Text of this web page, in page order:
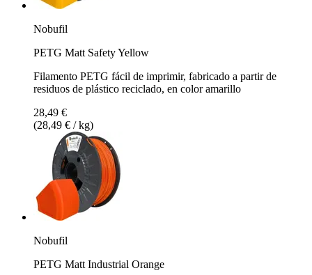
Nobufil
PETG Matt Safety Yellow
Filamento PETG fácil de imprimir, fabricado a partir de
residuos de plástico reciclado, en color amarillo
28,49 €
(28,49 € / kg)
Nobufil
PETG Matt Industrial Orange